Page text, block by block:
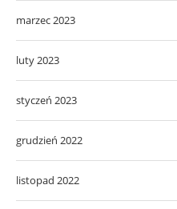
marzec 2023
luty 2023
styczeń 2023
grudzień 2022
listopad 2022